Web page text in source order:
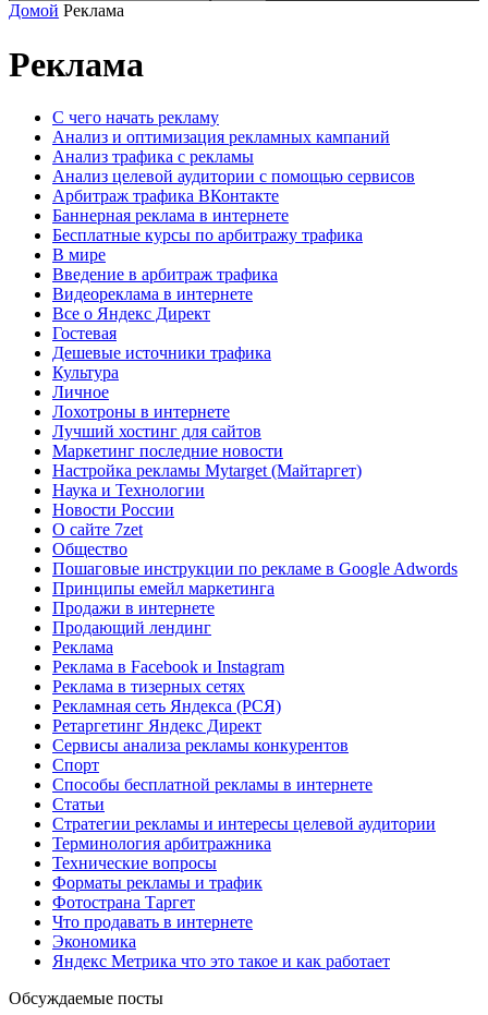
Домой Реклама
Реклама
C чего начать рекламу
Анализ и оптимизация рекламных кампаний
Анализ трафика с рекламы
Анализ целевой аудитории с помощью сервисов
Арбитраж трафика ВКонтакте
Баннерная реклама в интернете
Бесплатные курсы по арбитражу трафика
В мире
Введение в арбитраж трафика
Видеореклама в интернете
Все о Яндекс Директ
Гостевая
Дешевые источники трафика
Культура
Личное
Лохотроны в интернете
Лучший хостинг для сайтов
Маркетинг последние новости
Настройка рекламы Mytarget (Майтаргет)
Наука и Технологии
Новости России
О сайте 7zet
Общество
Пошаговые инструкции по рекламе в Google Adwords
Принципы емейл маркетинга
Продажи в интернете
Продающий лендинг
Реклама
Реклама в Facebook и Instagram
Реклама в тизерных сетях
Рекламная сеть Яндекса (РСЯ)
Ретаргетинг Яндекс Директ
Сервисы анализа рекламы конкурентов
Спорт
Способы бесплатной рекламы в интернете
Статьи
Стратегии рекламы и интересы целевой аудитории
Терминология арбитражника
Технические вопросы
Форматы рекламы и трафик
Фотострана Таргет
Что продавать в интернете
Экономика
Яндекс Метрика что это такое и как работает
Обсуждаемые посты